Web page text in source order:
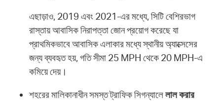
এছাড়াও, 2019 এবং 2021-এর মধ্যে, সিটি বেশিরভাগ
রাস্তায় আবাসিক নিরাপত্তা জোন প্রয়োগ করেছে যা
প্রাথমিকভাবে আবাসিক এলাকার মধ্যে স্থানীয় অ্যাক্সেসের
জন্য ব্যবহৃত হয়, গতি সীমা 25 MPH থেকে 20 MPH-এ
কমিয়ে দেয়।
শহরের মালিকানাধীন সমস্ত ট্রাফিক সিগন্যালেলাল করার